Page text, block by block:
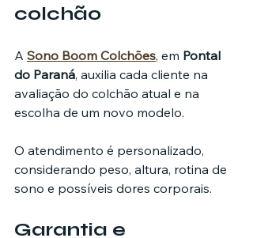
colchão
A Sono Boom Colchões, em Pontal
do Paraná, auxilia cada cliente na
avaliação do colchão atual e na
escolha de um novo modelo.
O atendimento é personalizado,
considerando peso, altura, rotina de
sono e possíveis dores corporais.
Garantia e